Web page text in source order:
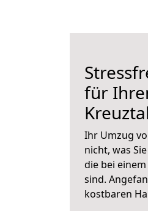
für
Kreuztal
Ihr Umzug
nicht, was
die bei
sind.
kostbaren